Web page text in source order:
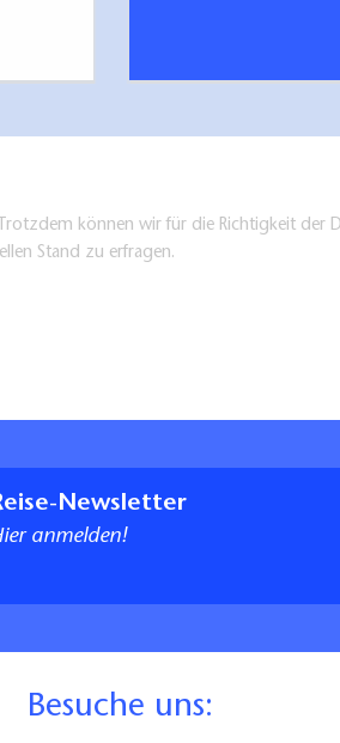
können wir für die Richtigkeit der
Stand zu erfragen.
Newsletter
anmelden!
Besuche uns: